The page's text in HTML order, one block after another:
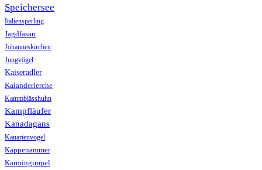
Speichersee
Italiensperling
Jagdfasan
Johanneskirchen
Jungvögel
Kaiseradler
Kalanderlerche
Kammblässhuhn
Kampfläufer
Kanadagans
Kanarienvogel
Kappenammer
Karmingimpel